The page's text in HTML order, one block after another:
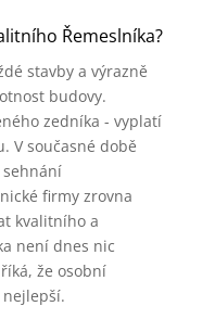
Řemeslníka?
stavby a výrazně
budovy.
zedníka - vyplatí
V současné době
firmy zrovna
kvalitního a
není dnes nic
že osobní